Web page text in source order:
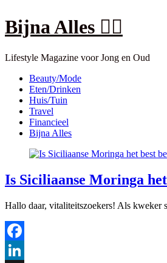
Skip
to
content
Bijna Alles 👍🏽
Lifestyle Magazine voor Jong en Oud
Close
Beauty/Mode
Eten/Drinken
Huis/Tuin
Travel
Financieel
Bijna Alles
Is Siciliaanse Moringa
Hallo daar, vitaliteitszoekers! Als
Facebook